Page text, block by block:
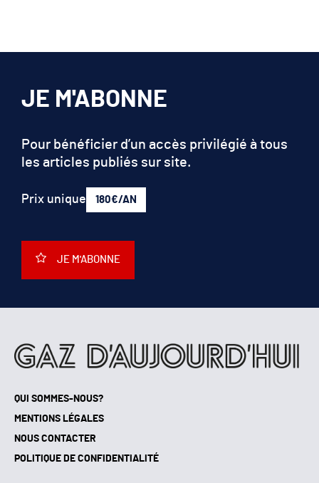
QUI SOMMES-NOUS?
MENTIONS LÉGALES
NOUS CONTACTER
POLITIQUE DE CONFIDENTIALITÉ
JE M'ABONNE
Pour bénéficier d’un accès privilégié à tous
les articles publiés sur site.
Prix unique 180€/AN
JE M'ABONNE